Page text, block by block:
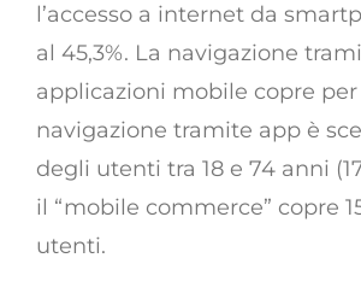
l’accesso a internet da
al 45,3%. La navigazione
applicazioni mobile copre per
navigazione tramite app è
degli utenti tra 18 e 74 anni
il “mobile commerce” copre
utenti.